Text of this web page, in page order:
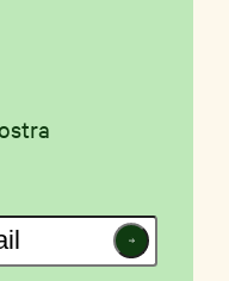
Iscriviti